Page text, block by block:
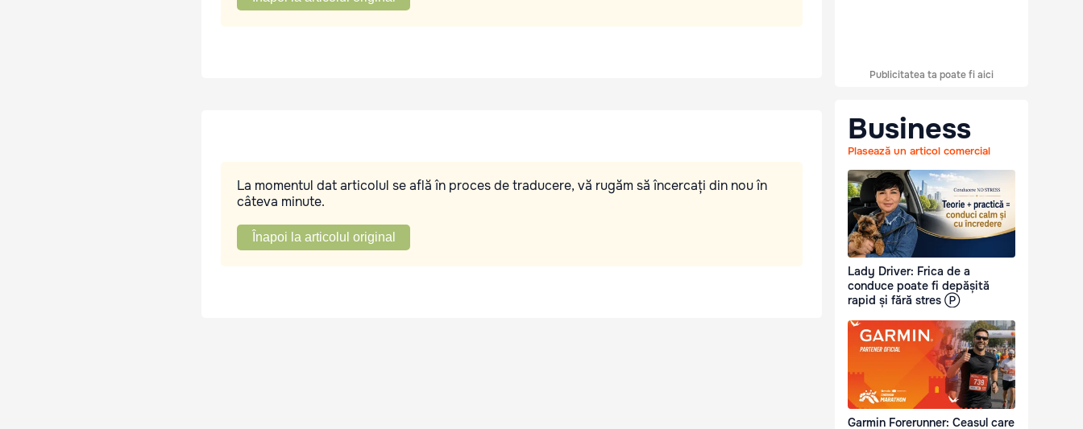
La momentul dat articolul se află în proces de traducere, vă rugăm să încercați din nou în
câteva minute.
Înapoi la articolul original
Publicitatea ta poate fi aici
Business
Plasează un articol comercial
Lady Driver: Frica de a
conduce poate fi depășită
rapid și fără stres Ⓟ
Garmin Forerunner: Ceasul care